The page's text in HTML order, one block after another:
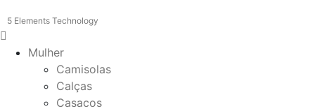
5 Elements Technology
Mulher
Camisolas
Calças
Casacos